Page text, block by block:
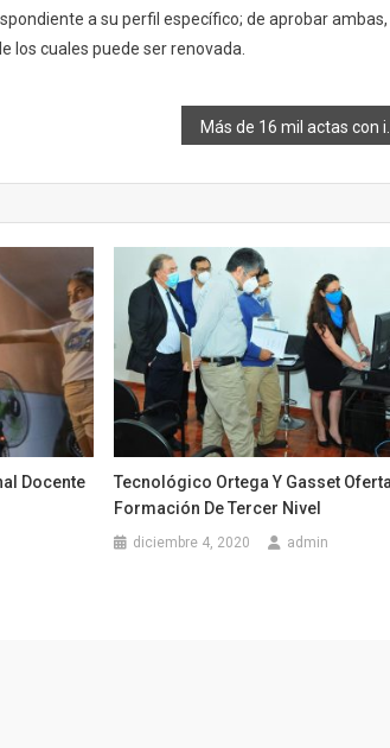
a su perfil específico; de aprobar ambas,
los cuales puede ser renovada.
Docente
Tecnológico Ortega Y Gasset
Formación De Tercer Nivel
diciembre 4, 2020 admin